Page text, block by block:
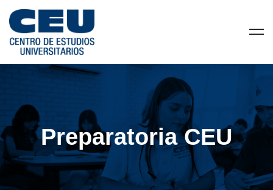
Preparatoria CEU